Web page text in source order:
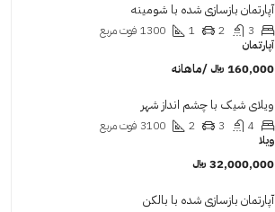
آپارتمان بازسازی شده با شومینه
3
2
1
1300 فوت مربع
آپارتمان
160,000 ﷼ /ماهانه
ویلای شیک با چشم انداز شهر
4
3
2
3100 فوت مربع
ویلا
32,000,000 ﷼
آپارتمان بازسازی شده با بالکن